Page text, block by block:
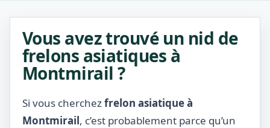
Vous avez trouvé un nid de
frelons asiatiques à
Montmirail ?
Si vous cherchezfrelon asiatique à
Montmirail, c’est probablement parce qu’un